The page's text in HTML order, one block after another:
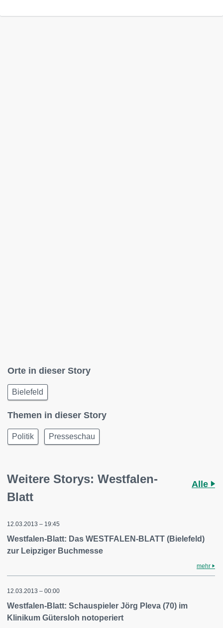
Orte in dieser Story
Bielefeld
Themen in dieser Story
Politik Presseschau
Weitere Storys: Westfalen-
Blatt
Alle
12.03.2013 – 19:45
Westfalen-Blatt: Das WESTFALEN-BLATT (Bielefeld)
zur Leipziger Buchmesse
mehr
12.03.2013 – 00:00
Westfalen-Blatt: Schauspieler Jörg Pleva (70) im
Klinikum Gütersloh notoperiert